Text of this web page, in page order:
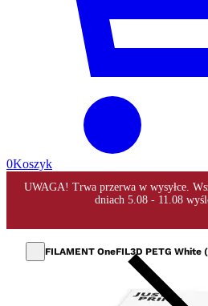
0Koszyk
FILAMENT OneFIL3D PETG